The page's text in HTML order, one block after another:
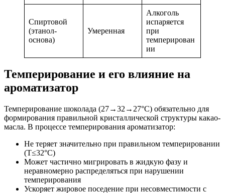
Спиртовой
(этанол-
основа)
Умеренная
Алкоголь
испаряется
при
темперирован
ии
Темперирование и его влияние на
ароматизатор
Темперирование шоколада (27→32→27°C) обязательно для
формирования правильной кристаллической структуры какао-
масла. В процессе темперирования ароматизатор:
Не теряет значительно при правильном темперировании
(T≤32°C)
Может частично мигрировать в жидкую фазу и
неравномерно распределяться при нарушении
темперирования
Ускоряет жировое поседение при несовместимости с